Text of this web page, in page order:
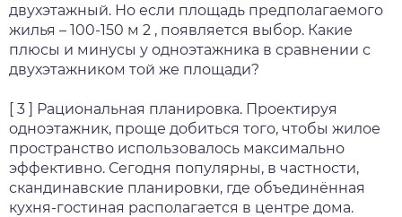
двухэтажный. Но если площадь предполагаемого
жилья – 100-150 м 2 , появляется выбор. Какие
плюсы и минусы у одноэтажника в сравнении с
двухэтажником той же площади?
[ 3 ] Рациональная планировка. Проектируя
одноэтажник, проще добиться того, чтобы жилое
пространство использовалось максимально
эффективно. Сегодня популярны, в частности,
скандинавские планировки, где объединённая
кухня-гостиная располагается в центре дома.